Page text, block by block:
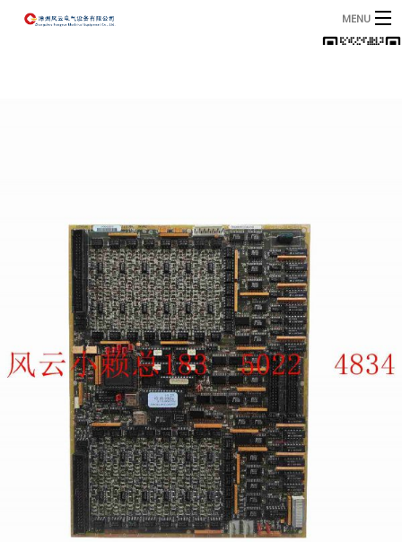
MENU
联系我们